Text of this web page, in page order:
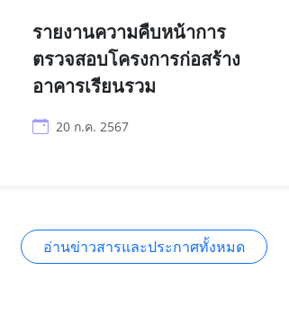
รายงานความคืบหน้าการ
ตรวจสอบโครงการก่อสร้าง
อาคารเรียนรวม
20 ก.ค. 2567
อ่านข่าวสารและประกาศทั้งหมด